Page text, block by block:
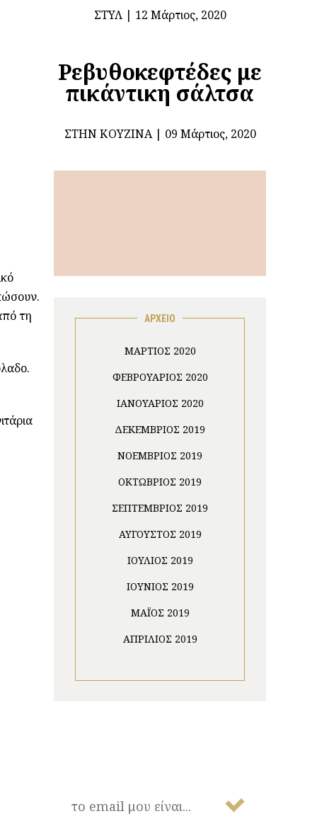
τη
ΣΤΥΛ 12 Μάρτιος, 2020
Ρεβυθοκεφτέδες με
πικάντικη σάλτσα
ΣΤΗΝ ΚΟΥΖΊΝΑ 09 Μάρτιος, 2020
ΑΡΧΕΙΟ
ΜΆΡΤΙΟΣ 2020
ΦΕΒΡΟΥΆΡΙΟΣ 2020
ΙΑΝΟΥΆΡΙΟΣ 2020
ΔΕΚΈΜΒΡΙΟΣ 2019
ΝΟΈΜΒΡΙΟΣ 2019
ΟΚΤΏΒΡΙΟΣ 2019
ΣΕΠΤΈΜΒΡΙΟΣ 2019
ΑΎΓΟΥΣΤΟΣ 2019
ΙΟΎΛΙΟΣ 2019
ΙΟΎΝΙΟΣ 2019
ΜΆΙΟΣ 2019
ΑΠΡΊΛΙΟΣ 2019